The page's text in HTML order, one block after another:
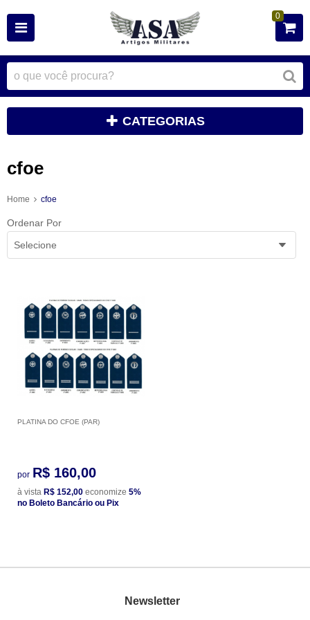
0
CATEGORIAS
cfoe
Home cfoe
Ordenar Por
Selecione
PLATINA DO CFOE (PAR)
por R$ 160,00
à vista R$ 152,00 economize 5%
no Boleto Bancário ou Pix
Newsletter